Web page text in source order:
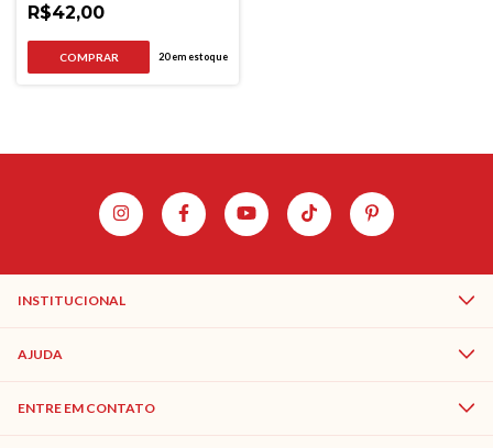
R$42,00
20em estoque
INSTITUCIONAL
AJUDA
ENTRE EM CONTATO